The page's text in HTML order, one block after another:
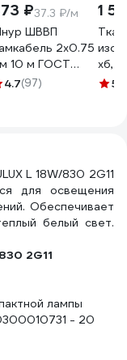
₽37.3 ₽/м
ШВВП
2x0.75
10 м ГОСТ
4.7(97)
1
хб,
5
L 18W/830 2G11
для освещения
Обеспечивает
белый свет.
2G11
лампы
- 20